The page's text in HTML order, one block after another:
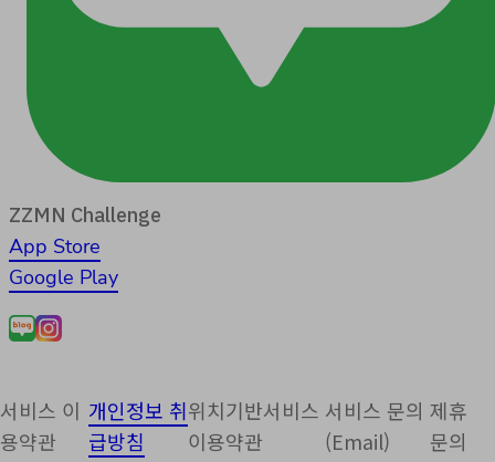
ZZMN Challenge
App Store
Google Play
서비스 이
용약관
개인정보 취
급방침
위치기반서비스
이용약관
서비스 문의
(Email)
제휴
문의